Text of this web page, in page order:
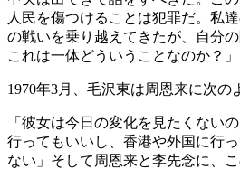
人民を傷つけることは犯罪だ。私
の戦いを乗り越えてきたが、自分
これは一体どういうことなのか？」
1970年3月、毛沢東は周恩来に次の
「彼女は今日の変化を見たくない
行ってもいいし、香港や外国に行
ない」そして周恩来と李先念に、